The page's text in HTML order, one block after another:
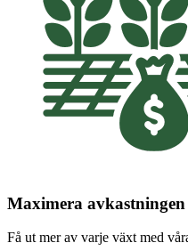
Maximera avkastningen
Få ut mer av varje växt med